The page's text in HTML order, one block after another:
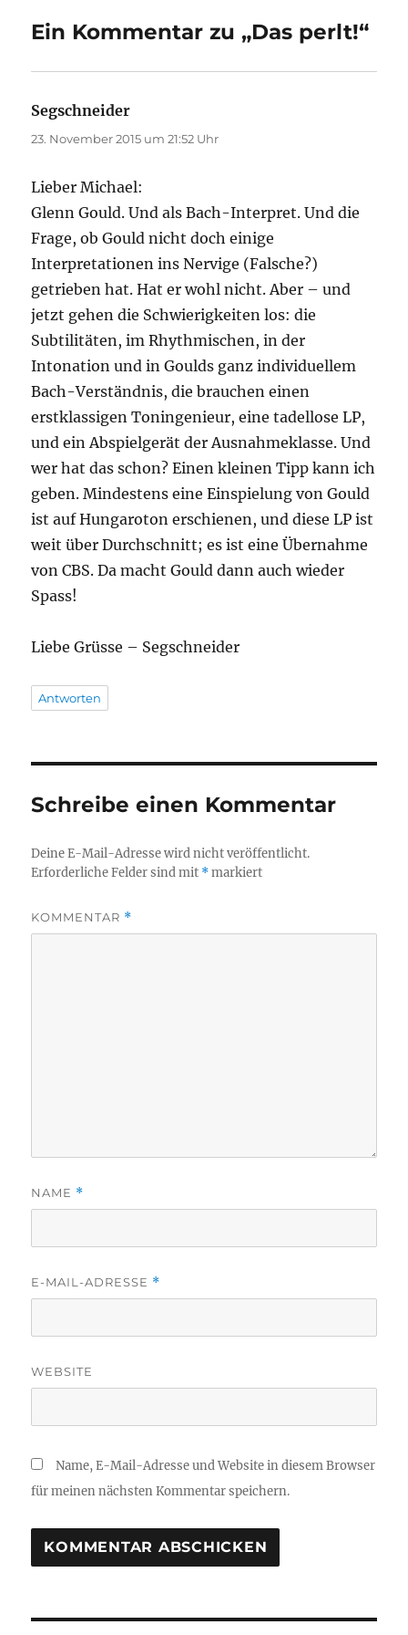
Ein Kommentar zu „Das perlt!“
Segschneider
23. November 2015 um 21:52 Uhr
Lieber Michael:
Glenn Gould. Und als Bach-Interpret. Und die
Frage, ob Gould nicht doch einige
Interpretationen ins Nervige (Falsche?)
getrieben hat. Hat er wohl nicht. Aber – und
jetzt gehen die Schwierigkeiten los: die
Subtilitäten, im Rhythmischen, in der
Intonation und in Goulds ganz individuellem
Bach-Verständnis, die brauchen einen
erstklassigen Toningenieur, eine tadellose LP,
und ein Abspielgerät der Ausnahmeklasse. Und
wer hat das schon? Einen kleinen Tipp kann ich
geben. Mindestens eine Einspielung von Gould
ist auf Hungaroton erschienen, und diese LP ist
weit über Durchschnitt; es ist eine Übernahme
von CBS. Da macht Gould dann auch wieder
Spass!
Liebe Grüsse – Segschneider
Antworten
Schreibe einen Kommentar
Deine E-Mail-Adresse wird nicht veröffentlicht.
Erforderliche Felder sind mit *markiert
KOMMENTAR *
NAME *
E-MAIL-ADRESSE *
WEBSITE
Name, E-Mail-Adresse und Website in diesem Browser
für meinen nächsten Kommentar speichern.